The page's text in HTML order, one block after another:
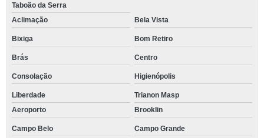
Taboão da Serra
Aclimação
Bela Vista
Bixiga Bom Retiro
Brás Centro
Consolação Higienópolis
Liberdade
Trianon Masp
Aeroporto
Brooklin
Campo Belo Campo Grande